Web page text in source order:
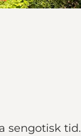
sengotisk tid.